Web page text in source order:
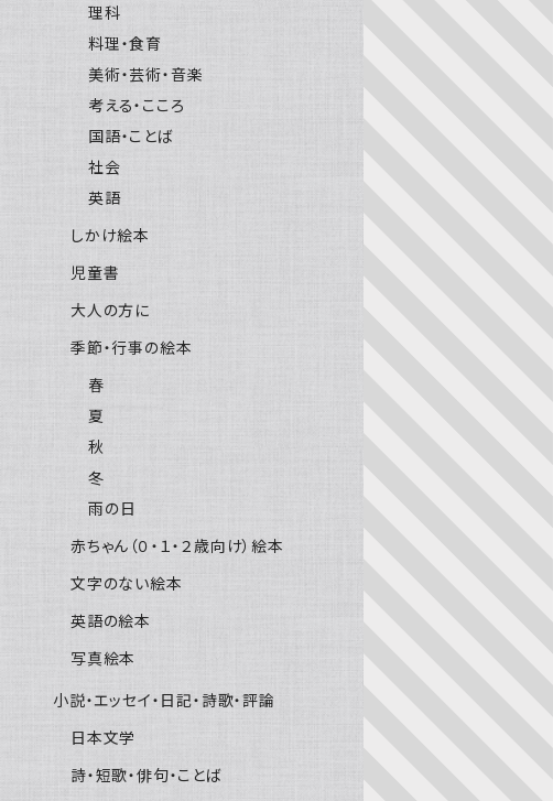
理科
料理・食育
美術・芸術・音楽
考える・こころ
国語・ことば
社会
英語
しかけ絵本
児童書
大人の方に
季節・行事の絵本
春
夏
秋
冬
雨の日
赤ちゃん（０・１・２歳向け）絵本
文字のない絵本
英語の絵本
写真絵本
小説・エッセイ・日記・詩歌・評論
日本文学
詩・短歌・俳句・ことば